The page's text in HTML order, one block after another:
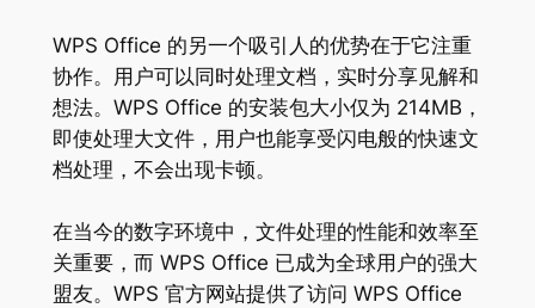
WPS Office 的另一个吸引人的优势在于它注重
协作。用户可以同时处理文档，实时分享见解和
想法。WPS Office 的安装包大小仅为 214MB，
即使处理大文件，用户也能享受闪电般的快速文
档处理，不会出现卡顿。
在当今的数字环境中，文件处理的性能和效率至
关重要，而 WPS Office 已成为全球用户的强大
盟友。WPS 官方网站提供了访问 WPS Office